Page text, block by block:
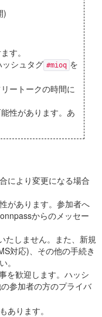
)
す。
シュタグ #mioq を
ートークの時間に
性があります。あ
により変更になる場合
があります。参加者へ
からのメッセー
たしません。また、新規
対応)、その他の手続き
。
を歓迎します。ハッシ
参加者の方のプライバ
あります。